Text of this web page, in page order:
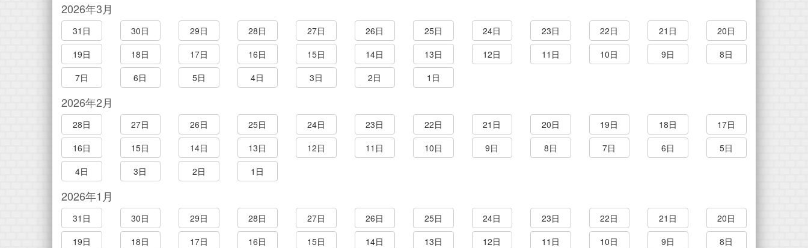
2026年3月
31日 30日 29日 28日 27日 26日 25日 24日 23日 22日 21日
20日
19日
18日 17日 16日 15日 14日 13日 12日 11日 10日 9日
8日
7日
6日 5日 4日 3日 2日 1日
2026年2月
28日 27日 26日 25日 24日 23日 22日 21日 20日 19日 18日
17日
16日
15日 14日 13日 12日 11日 10日 9日 8日 7日 6日
5日
4日
3日 2日 1日
2026年1月
31日 30日 29日 28日 27日 26日 25日 24日 23日 22日 21日
20日
19日
18日 17日 16日 15日 14日 13日 12日 11日 10日 9日
8日